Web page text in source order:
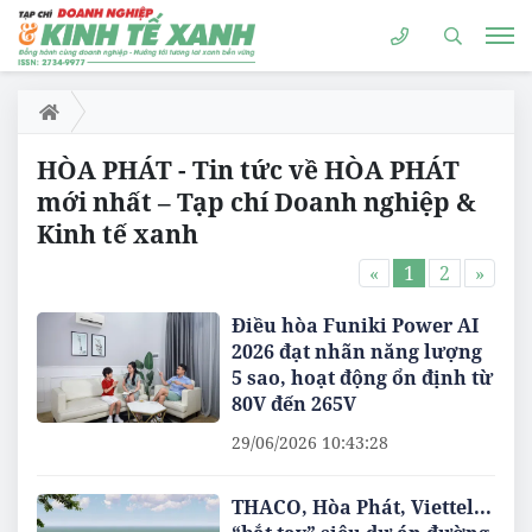
HÒA PHÁT - Tin tức về HÒA PHÁT
mới nhất – Tạp chí Doanh nghiệp &
Kinh tế xanh
« 1 2 »
Điều hòa Funiki Power AI
2026 đạt nhãn năng lượng
5 sao, hoạt động ổn định từ
80V đến 265V
29/06/2026 10:43:28
THACO, Hòa Phát, Viettel...